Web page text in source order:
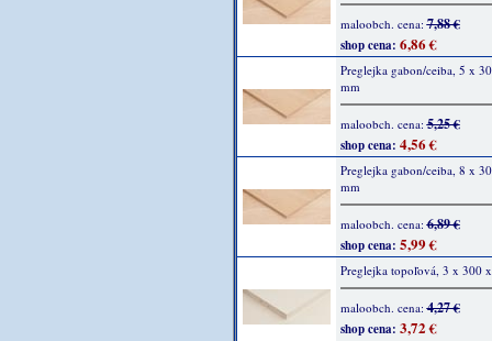
maloobch. cena:7,88 €
shop cena: 6,86 €
Preglejka gabon/ceiba, 5 x
mm
maloobch. cena:5,25 €
shop cena: 4,56 €
Preglejka gabon/ceiba, 8 x
mm
maloobch. cena:6,89 €
shop cena: 5,99 €
Preglejka topoľová, 3 x 300
maloobch. cena:4,27 €
shop cena: 3,72 €